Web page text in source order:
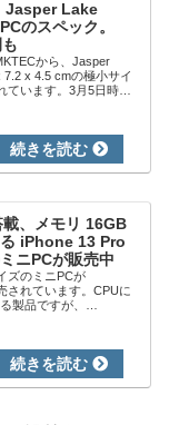
Jasper Lake
のスペック。
から、Jasper
7.2 x 4.5 cmの極小サイ
います。3月5日時点
、メモリ 16GB
iPhone 13 Pro
ニPCが販売中
ズのミニPCが
されています。CPUに
製品ですが、